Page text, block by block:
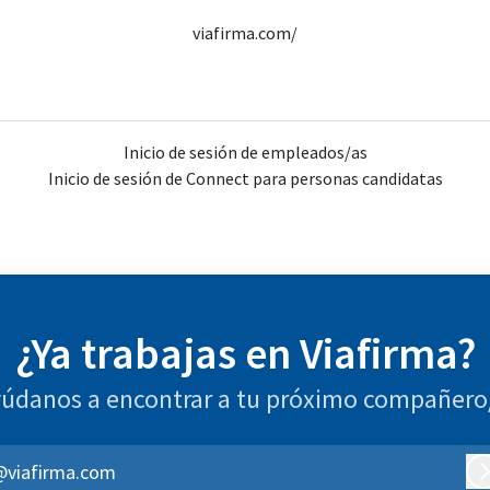
viafirma.com/
Inicio de sesión de empleados/as
Inicio de sesión de Connect para personas candidatas
¿Ya trabajas en Viafirma?
a encontrar a tu próximo